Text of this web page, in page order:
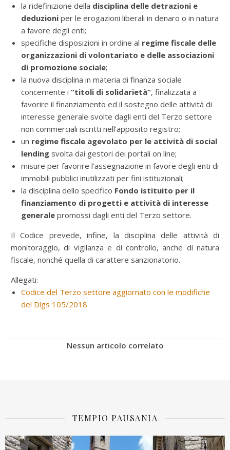
la ridefinizione della disciplina delle detrazioni e
deduzioni per le erogazioni liberali in denaro o in natura
a favore degli enti;
specifiche disposizioni in ordine al regime fiscale delle
organizzazioni di volontariato e delle associazioni
di promozione sociale;
la nuova disciplina in materia di finanza sociale
concernente i “titoli di solidarietà”, finalizzata a
favorire il finanziamento ed il sostegno delle attività di
interesse generale svolte dagli enti del Terzo settore
non commerciali iscritti nell’apposito registro;
un regime fiscale agevolato per le attività di social
lending svolta dai gestori dei portali on line;
misure per favorire l’assegnazione in favore degli enti di
immobili pubblici inutilizzati per fini istituzionali;
la disciplina dello specifico Fondo istituito per il
finanziamento di progetti e attività di interesse
generale promossi dagli enti del Terzo settore.
Il Codice prevede, infine, la disciplina delle attività di
monitoraggio, di vigilanza e di controllo, anche di natura
fiscale, nonché quella di carattere sanzionatorio.
Allegati:
Codice del Terzo settore aggiornato con le modifiche
del Dlgs 105/2018
Nessun articolo correlato
TEMPIO PAUSANIA